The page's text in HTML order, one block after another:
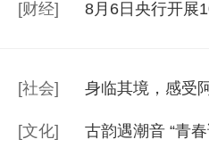
[财经] 8月6日央行开展
[社会] 身临其境，感受
[文化] 古韵遇潮音 “青